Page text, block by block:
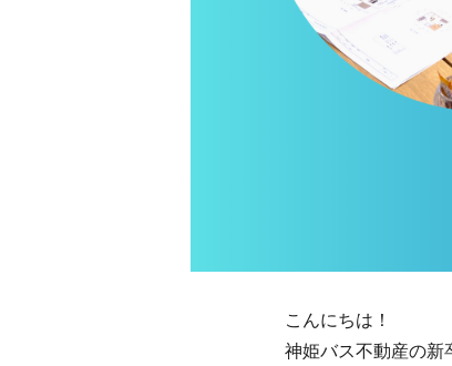
こんにちは！
神姫バス不動産の新